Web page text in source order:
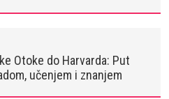
Otoke do Harvarda: Put
učenjem i znanjem